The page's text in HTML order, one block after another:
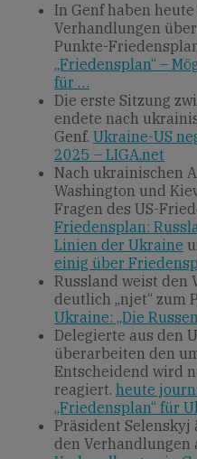
In Genf haben
Verhandlungen
Punkte-
„Friedensplan“ –
für …
Die erste Sitzung
endete nach
Genf. Ukraine-US
2025 – LIGA.net
Nach ukrainischen
Washington und
Fragen des US-
Friedensplan:
Linien der Ukraine
einig über
Russland weist den
deutlich „njet“ zum
Ukraine: „Die
Delegierte aus den
überarbeiten den
Entscheidend wird
reagiert. heute
„Friedensplan“ für
Präsident
den Verhandlungen